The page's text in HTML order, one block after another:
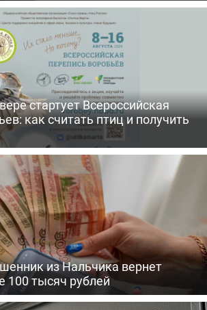
стартует Всероссийская
как считать птиц и получить
из Нальчика вернет
100 тысяч рублей